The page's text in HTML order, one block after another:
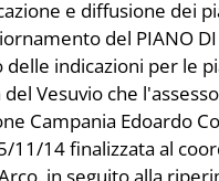
e diffusione dei
del PIANO
delle indicazioni per le
del Vesuvio che
Campania Edoardo
11/14 finalizzata al